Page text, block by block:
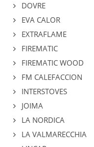
DOVRE
EVA CALOR
EXTRAFLAME
FIREMATIC
FIREMATIC WOOD
FM CALEFACCION
INTERSTOVES
JOIMA
LA NORDICA
LA VALMARECCHIA